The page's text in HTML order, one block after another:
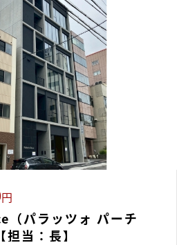
円
パラッツォ パーチ
当：長】